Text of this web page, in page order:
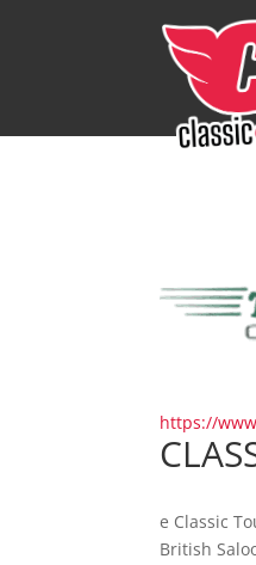
https://
e Classic
British